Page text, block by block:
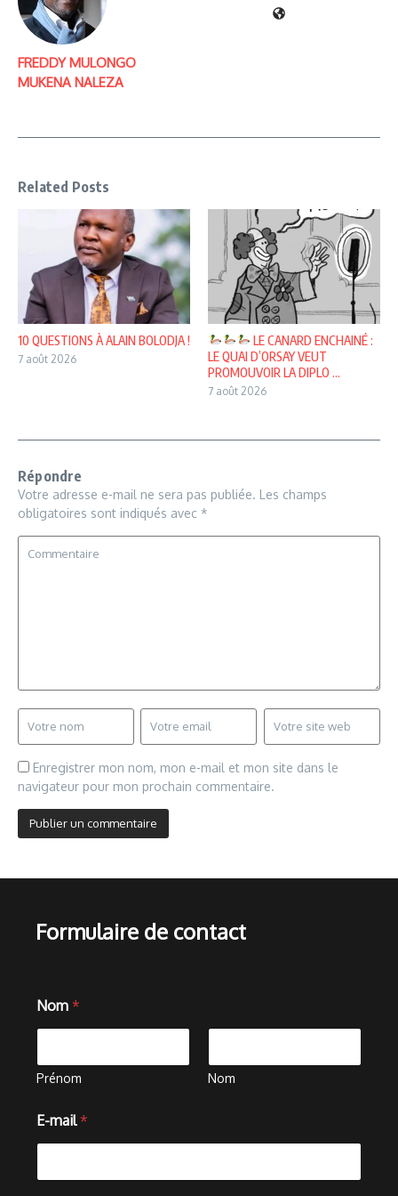
FREDDY MULONGO
MUKENA NALEZA
Related Posts
10 QUESTIONS À ALAIN BOLODJA !
7 août 2026
LE CANARD ENCHAINÉ :
LE QUAI D’ORSAY VEUT
PROMOUVOIR LA DIPLO ...
7 août 2026
Répondre
Votre adresse e-mail ne sera pas publiée. Les champs
obligatoires sont indiqués avec *
Enregistrer mon nom, mon e-mail et mon site dans le
navigateur pour mon prochain commentaire.
Formulaire de contact
Nom *
Prénom Nom
o
m
e
E-mail *